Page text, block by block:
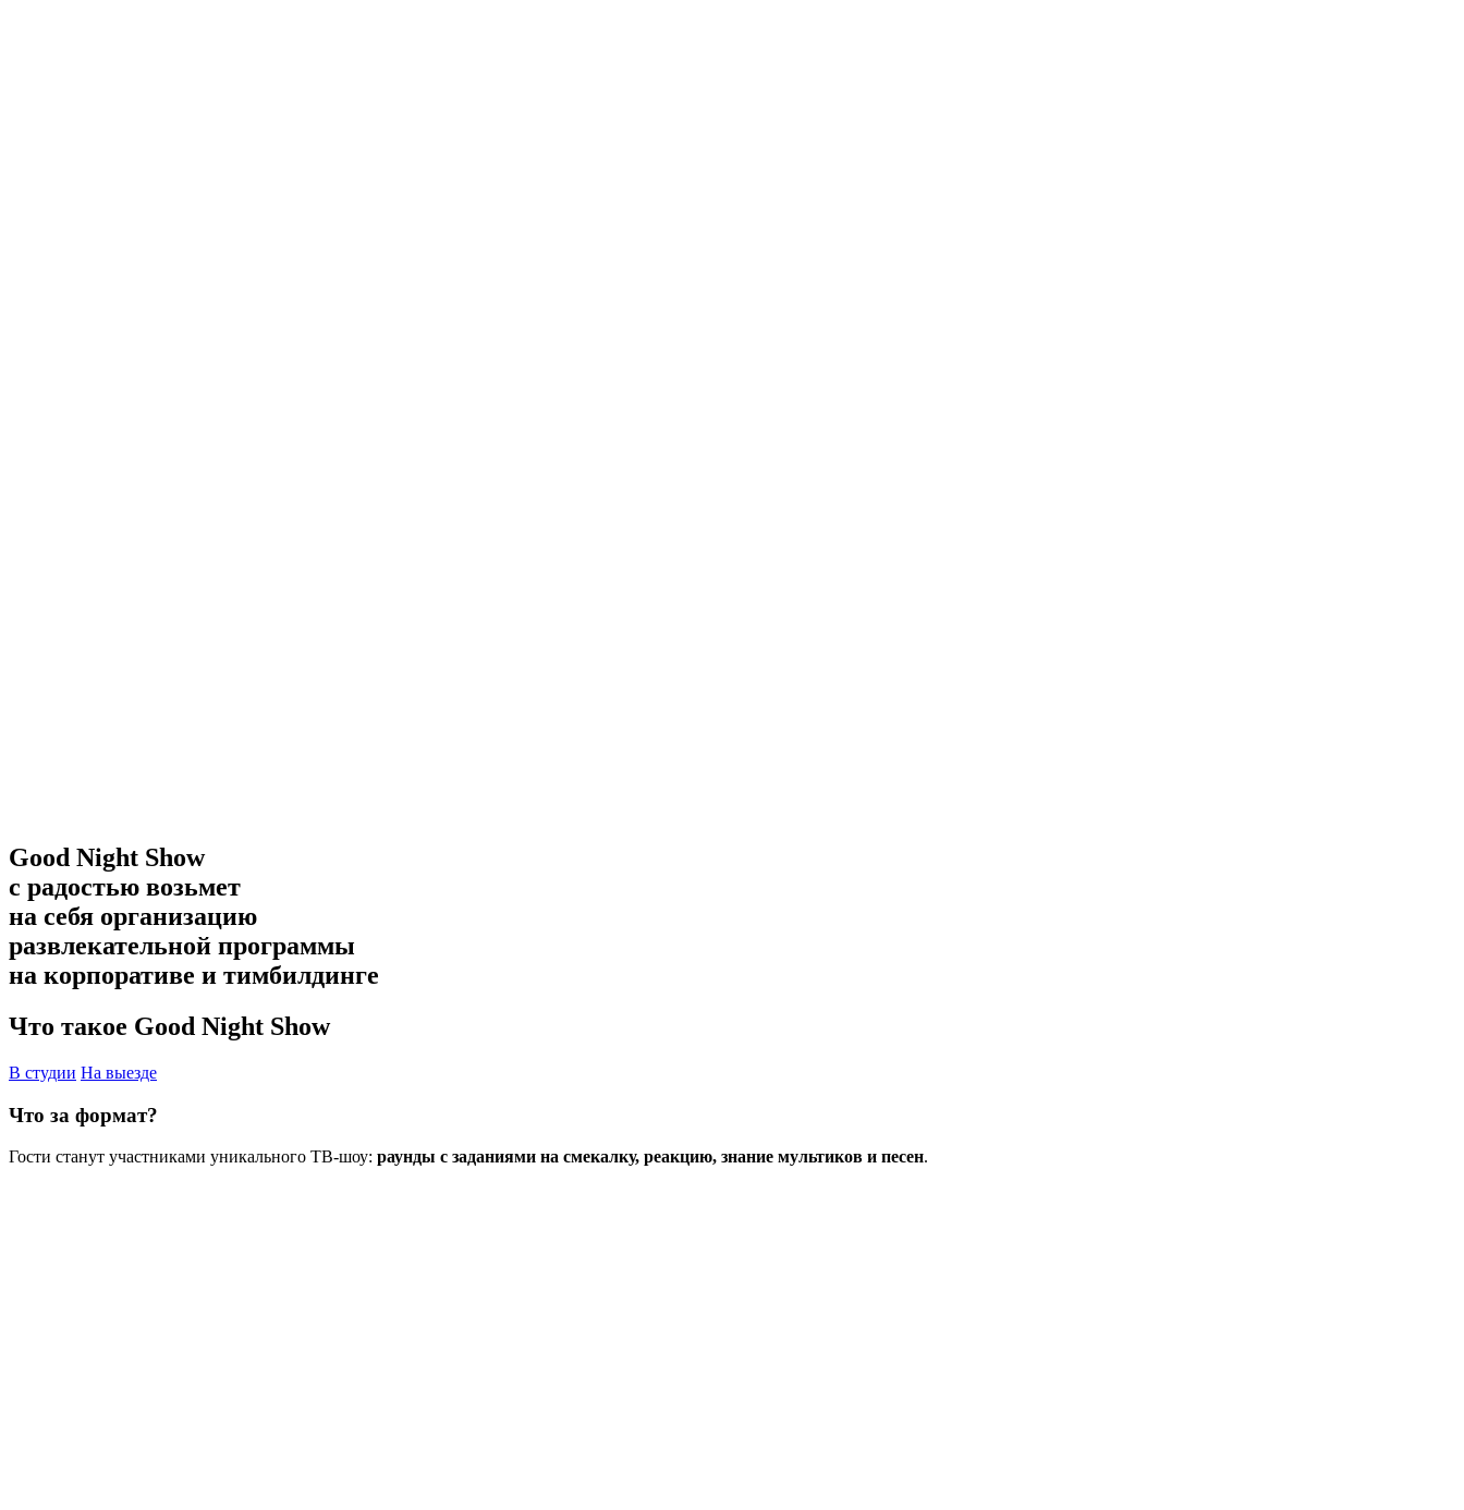
Good Night Show
с радостью возьмет
на себя организацию
развлекательной программы
на корпоративе и тимбилдинге
Что такое Good Night Show
В студии На выезде
Что за формат?
Гости станут участниками уникального ТВ-шоу: раунды с заданиями на смекалку, реакцию, знание мультиков и песен.